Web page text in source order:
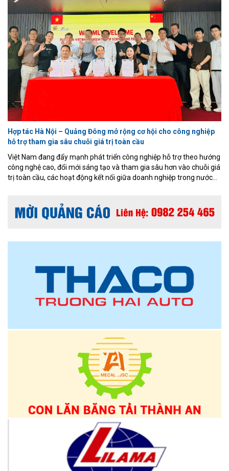
Hợp tác Hà Nội – Quảng Đông mở rộng cơ hội cho công nghiệp
hỗ trợ tham gia sâu chuỗi giá trị toàn cầu
Việt Nam đang đẩy mạnh phát triển công nghiệp hỗ trợ theo hướng
công nghệ cao, đổi mới sáng tạo và tham gia sâu hơn vào chuỗi giá
trị toàn cầu, các hoạt động kết nối giữa doanh nghiệp trong nước
nghiệp công nghiệp hỗ trợ TP. Hà Nội (HANSIBA), Tập đoàn N&G
Việt Nam và đoàn doanh nghiệp thuộc Hội Khoa học và Công nghệ